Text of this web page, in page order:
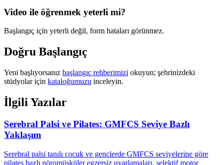
Video ile öğrenmek yeterli mi?
Başlangıç için yeterli değil, form hataları görünmez.
Doğru Başlangıç
Yeni başlıyorsanız başlangıç rehberimizi okuyun; şehrinizdeki
stüdyolar için kataloğumuzu inceleyin.
İlgili Yazılar
Serebral Palsi ve Pilates: GMFCS Seviye Bazlı
Yaklaşım
Serebral palsi tanılı çocuk ve gençlerde GMFCS seviyelerine göre
pilates bazlı nöromüsküler egzersiz uyarlamaları, selektif motor